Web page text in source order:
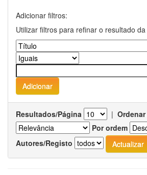
Adicionar filtros:
Utilizar filtros para refinar o resultado
Resultados/Página |
Por ordem
Autores/Registo